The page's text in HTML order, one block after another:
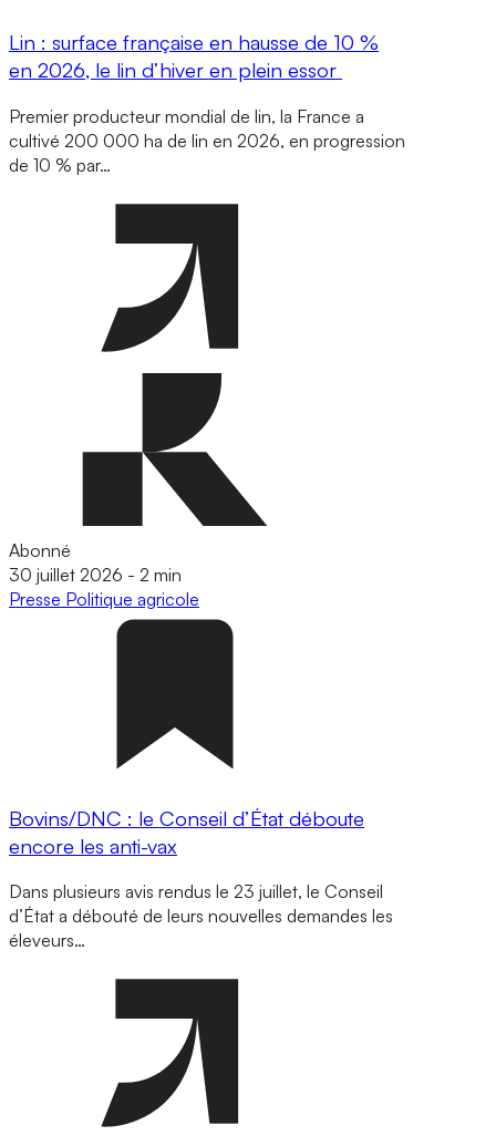
Lin : surface française en hausse de 10 %
en 2026, le lin d’hiver en plein essor
Premier producteur mondial de lin, la France a
cultivé 200 000 ha de lin en 2026, en progression
de 10 % par…
Abonné
30 juillet 2026 - 2 min
Presse Politique agricole
Bovins/DNC : le Conseil d’État déboute
encore les anti-vax
Dans plusieurs avis rendus le 23 juillet, le Conseil
d’État a débouté de leurs nouvelles demandes les
éleveurs…